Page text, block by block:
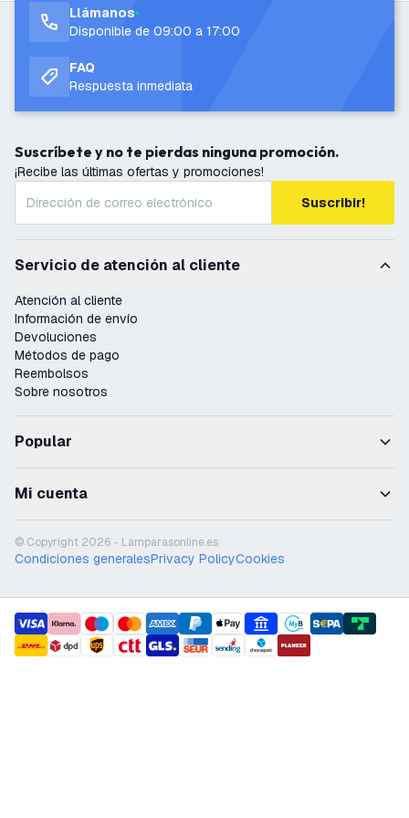
Llámanos
Disponible de 09:00 a 17:00
FAQ
Respuesta inmediata
Suscríbete y no te pierdas ninguna promoción.
¡Recibe las últimas ofertas y promociones!
Suscribir!
Servicio de atención al cliente
Atención al cliente
Información de envío
Devoluciones
Métodos de pago
Reembolsos
Sobre nosotros
Popular
Mi cuenta
© Copyright 2026 - Lámparasonline.es
Condiciones generalesPrivacy PolicyCookies
payment methods
shipment methods